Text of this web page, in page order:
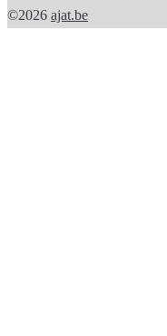
©2026 ajat.be